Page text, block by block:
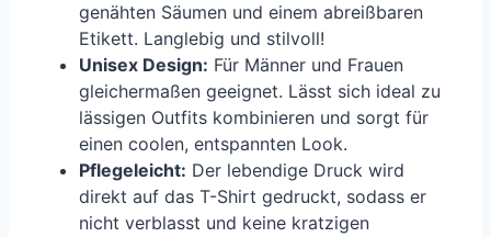
genähten Säumen und einem abreißbaren
Etikett. Langlebig und stilvoll!
Unisex Design: Für Männer und Frauen
gleichermaßen geeignet. Lässt sich ideal zu
lässigen Outfits kombinieren und sorgt für
einen coolen, entspannten Look.
Pflegeleicht: Der lebendige Druck wird
direkt auf das T-Shirt gedruckt, sodass er
nicht verblasst und keine kratzigen